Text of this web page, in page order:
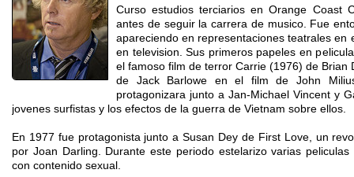
Curso estudios terciarios en Orange Coast
antes de seguir la carrera de musico. Fue
apareciendo en representaciones teatrales en
en television. Sus primeros papeles en
el famoso film de terror Carrie (1976) de Brian
de Jack Barlowe en el film de John
protagonizara junto a Jan-Michael Vincent y
jovenes surfistas y los efectos de la guerra de Vietnam sobre ellos.
En 1977 fue protagonista junto a Susan Dey de First Love, un
por Joan Darling. Durante este periodo estelarizo varias
con contenido sexual.